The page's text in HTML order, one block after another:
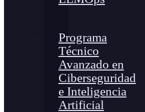
Programa
Técnico
Avanzado en
Ciberseguridad
e Inteligencia
Artificial